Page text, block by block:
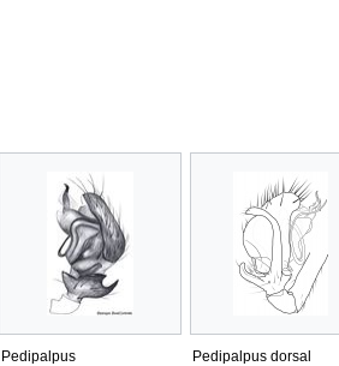
Pedipalpus Pedipalpus dorsal